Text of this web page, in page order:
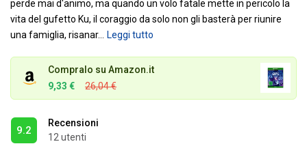
perde mai d'animo, ma quando un volo fatale mette in pericolo la
vita del gufetto Ku, il coraggio da solo non gli basterà per riunire
una famiglia, risanar… Leggi tutto
Compralo su Amazon.it
9,33 €
26,04 €
9.2
Recensioni
12 utenti